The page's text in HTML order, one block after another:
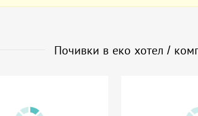
Почивки в еко хотел /